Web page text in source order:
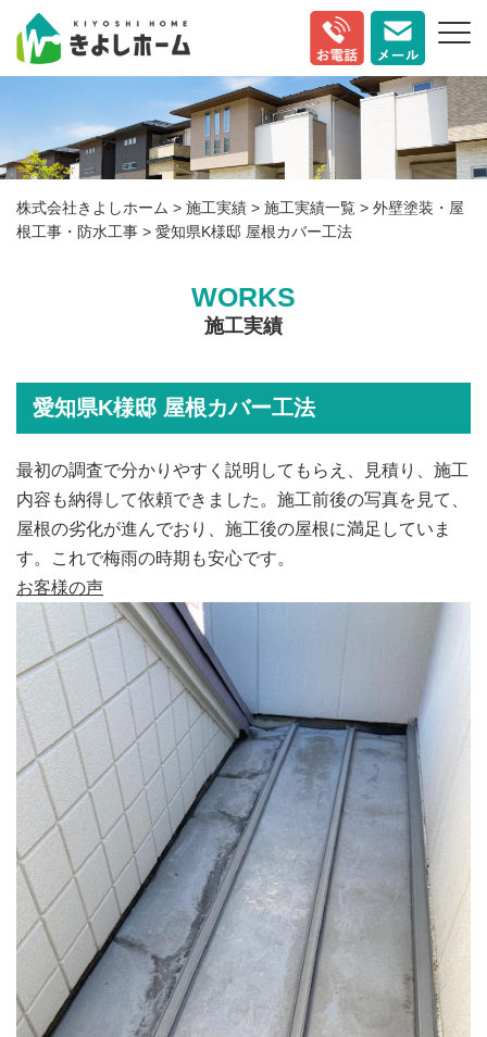
株式会社きよしホーム > 施工実績 > 施工実績一覧 > 外壁塗装・屋
根工事・防水工事 > 愛知県K様邸 屋根カバー工法
WORKS
施工実績
愛知県K様邸 屋根カバー工法
最初の調査で分かりやすく説明してもらえ、見積り、施工
内容も納得して依頼できました。施工前後の写真を見て、
屋根の劣化が進んでおり、施工後の屋根に満足していま
す。これで梅雨の時期も安心です。
お客様の声